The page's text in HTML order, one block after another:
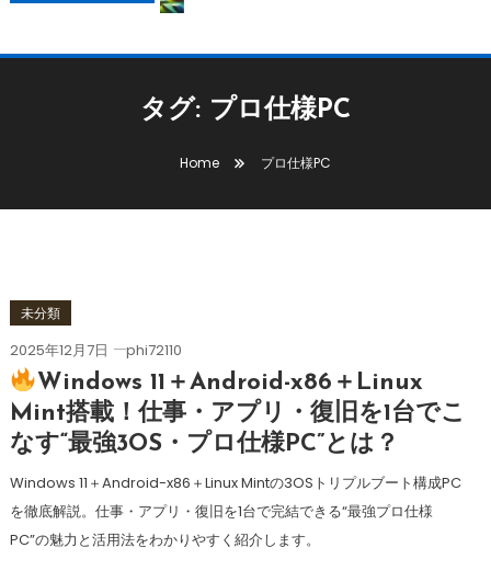
タグ: プロ仕様PC
Home プロ仕様PC
未分類
2025年12月7日 phi72110
Windows 11＋Android-x86＋Linux
Mint搭載！仕事・アプリ・復旧を1台でこ
なす“最強3OS・プロ仕様PC”とは？
Windows 11＋Android-x86＋Linux Mintの3OSトリプルブート構成PC
を徹底解説。仕事・アプリ・復旧を1台で完結できる“最強プロ仕様
PC”の魅力と活用法をわかりやすく紹介します。